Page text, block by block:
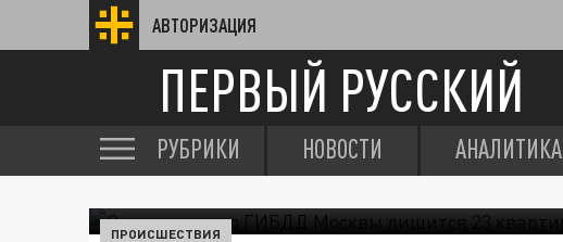
АВТОРИЗАЦИЯ
ПЕРВЫЙ РУССКИЙ
РУБРИКИ НОВОСТИ АНАЛИТИКА
ПРОИСШЕСТВИЯ